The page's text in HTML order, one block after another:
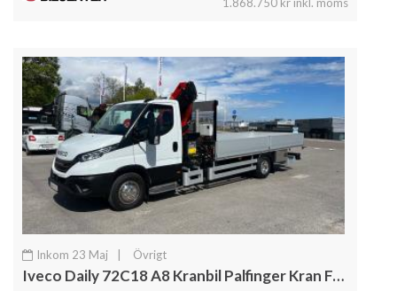
Inkom 23 Maj Övrigt
Iveco Daily 72C18 A8 Kranbil Palfinger Kran Fullutrustad